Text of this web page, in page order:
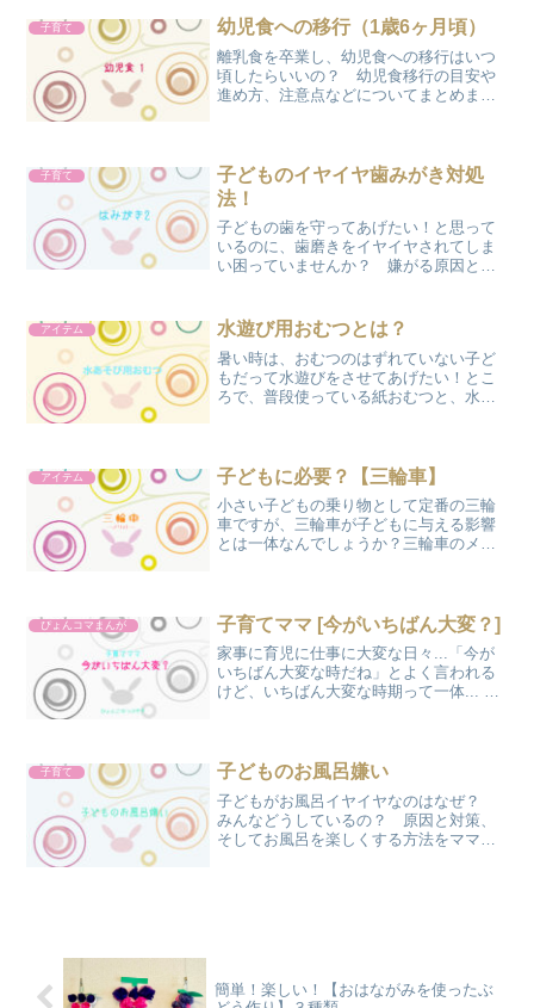
子育て 幼児食への移行（1歳6ヶ月頃）
離乳食を卒業し、幼児食への移行はいつ
頃したらいいの？ 幼児食移行の目安や
進め方、注意点などについてまとめまし
子育て
子どものイヤイヤ歯みがき対処
法！
子どもの歯を守ってあげたい！と思って
いるのに、歯磨きをイヤイヤされてしま
い困っていませんか？ 嫌がる原因と対
アイテム 水遊び用おむつとは？
暑い時は、おむつのはずれていない子ど
もだって水遊びをさせてあげたい！とこ
ろで、普段使っている紙おむつと、水遊
アイテム 子どもに必要？【三輪車】
小さい子どもの乗り物として定番の三輪
車ですが、三輪車が子どもに与える影響
とは一体なんでしょうか？三輪車のメリ
考にしてみてください。
ぴょんコマまんが 子育てママ [今がいちばん大変？]
家事に育児に仕事に大変な日々...「今が
いちばん大変な時だね」とよく言われる
けど、いちばん大変な時期って一体... そ
子育て 子どものお風呂嫌い
子どもがお風呂イヤイヤなのはなぜ？
みんなどうしているの？ 原因と対策、
そしてお風呂を楽しくする方法をママ友
簡単！楽しい！【おはながみを使ったぶ